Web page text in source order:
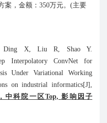
案 ， 金额： 350万元。 (主要
X, Liu R, Shao Y.
Interpolatory ConvNet for
Under Variational Working
on industrial informatics[J]
，中科院一区Top,影响因子